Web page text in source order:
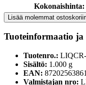
Kokonaishinta:
Lisää molemmat
Tuoteinformaatio ja
Tuotenro.:
Sisältö: 1.000 g
EAN:
Valmistajan nro: